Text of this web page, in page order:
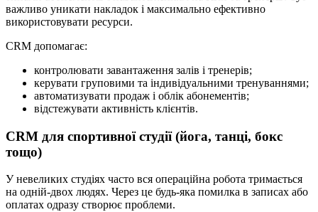
важливо уникати накладок і максимально ефективно
використовувати ресурси.
CRM допомагає:
контролювати завантаження залів і тренерів;
керувати груповими та індивідуальними тренуваннями;
автоматизувати продаж і облік абонементів;
відстежувати активність клієнтів.
CRM для спортивної студії (йога, танці, бокс
тощо)
У невеликих студіях часто вся операційна робота тримається
на одній-двох людях. Через це будь-яка помилка в записах або
оплатах одразу створює проблеми.